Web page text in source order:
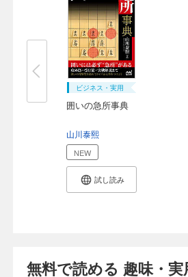
ビジネス・実用
囲いの急所事典
山川泰熙
NEW
試し読み
無料で読める 趣味・実